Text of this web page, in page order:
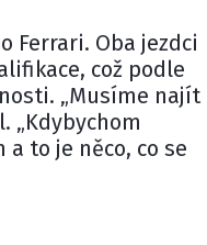
Ferrari. Oba jezdci
což podle
„Musíme najít
„Kdybychom
to je něco, co se